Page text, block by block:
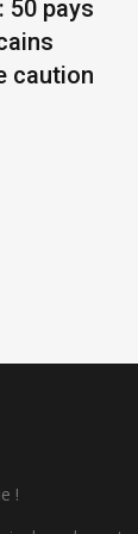
50 pays
caution
!